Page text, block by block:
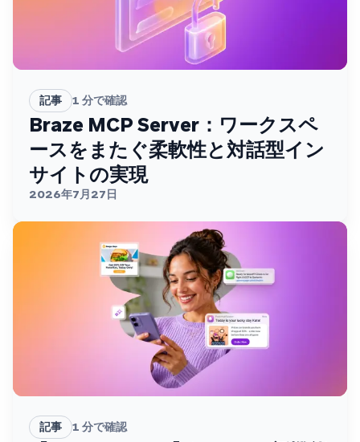
記事 1 分で確認
Braze MCP Server：ワークスペ
ースをまたぐ柔軟性と対話型イン
サイトの実現
2026年7月27日
記事 1 分で確認